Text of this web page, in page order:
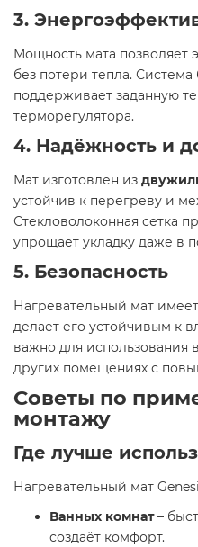
3.
Мощность мата позволяет
без потери тепла.
поддерживает заданную
терморегулятора.
4. Надёжность и
Мат изготовлен из
устойчив к перегреву и
Стекловолоконная сетка
упрощает укладку даже в
5. Безопасность
Нагревательный мат имеет
делает его устойчивым к
важно для использования
других помещениях с
Советы по
монтажу
Где лучше
Нагревательный мат
Ванных комнат–
создаёт комфорт.